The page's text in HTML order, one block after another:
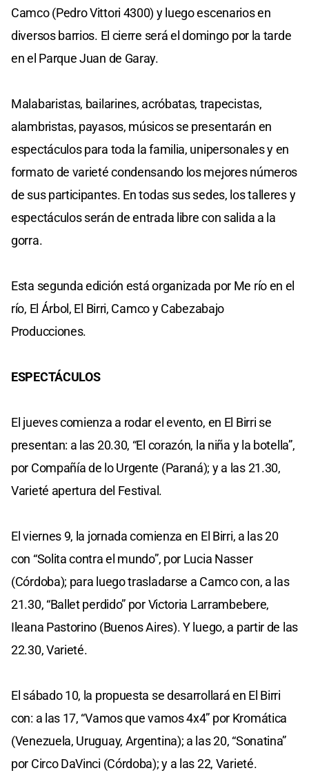
Camco (Pedro Vittori 4300) y luego escenarios en
diversos barrios. El cierre será el domingo por la tarde
en el Parque Juan de Garay.
Malabaristas, bailarines, acróbatas, trapecistas,
alambristas, payasos, músicos se presentarán en
espectáculos para toda la familia, unipersonales y en
formato de varieté condensando los mejores números
de sus participantes. En todas sus sedes, los talleres y
espectáculos serán de entrada libre con salida a la
gorra.
Esta segunda edición está organizada por Me río en el
río, El Árbol, El Birri, Camco y Cabezabajo
Producciones.
ESPECTÁCULOS
El jueves comienza a rodar el evento, en El Birri se
presentan: a las 20.30, “El corazón, la niña y la botella”,
por Compañía de lo Urgente (Paraná); y a las 21.30,
Varieté apertura del Festival.
El viernes 9, la jornada comienza en El Birri, a las 20
con “Solita contra el mundo”, por Lucia Nasser
(Córdoba); para luego trasladarse a Camco con, a las
21.30, “Ballet perdido” por Victoria Larrambebere,
Ileana Pastorino (Buenos Aires). Y luego, a partir de las
22.30, Varieté.
El sábado 10, la propuesta se desarrollará en El Birri
con: a las 17, “Vamos que vamos 4x4” por Kromática
(Venezuela, Uruguay, Argentina); a las 20, “Sonatina”
por Circo DaVinci (Córdoba); y a las 22, Varieté.